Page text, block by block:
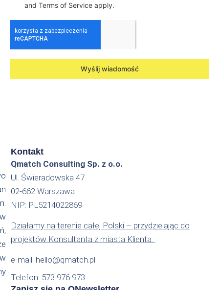
and Terms of Service apply.
Wyślij wiadomość
Kontakt
Qmatch Consulting Sp. z o.o.
Ul. Świeradowska 47
02-662 Warszawa
NIP: PL5214022869
Działamy na terenie całej Polski – przydzielając do
projektów Konsultanta z miasta Klienta.
e-mail: hello@qmatch.pl
Telefon: 573 976 973